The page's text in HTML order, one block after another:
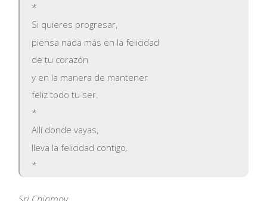
*
Si quieres progresar,
piensa nada más en la felicidad
de tu corazón
y en la manera de mantener
feliz todo tu ser.
*
Allí donde vayas,
lleva la felicidad contigo.
*